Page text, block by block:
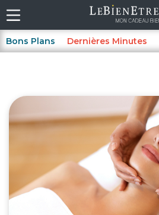
Bons Plans Dernières Minutes